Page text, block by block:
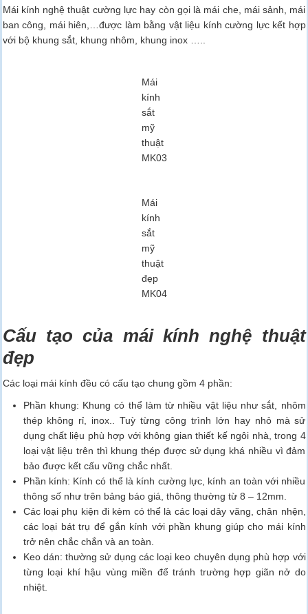
Mái kính nghệ thuật cường lực hay còn gọi là mái che, mái sảnh, mái
ban công, mái hiên,…được làm bằng vật liệu kính cường lực kết hợp
với bộ khung sắt, khung nhôm, khung inox …..
Mái
kính
sắt
mỹ
thuật
MK03
Mái
kính
sắt
mỹ
thuật
đẹp
MK04
Cấu tạo của mái kính nghệ thuật
đẹp
Các loại mái kính đều có cấu tạo chung gồm 4 phần:
Phần khung: Khung có thể làm từ nhiều vật liệu như sắt, nhôm
thép không rỉ, inox.. Tuỳ từng công trình lớn hay nhỏ mà sử
dụng chất liệu phù hợp với không gian thiết kế ngôi nhà, trong 4
loại vật liệu trên thì khung thép được sử dụng khá nhiều vì đảm
bảo được kết cấu vững chắc nhất.
Phần kính: Kính có thể là kính cường lực, kính an toàn với nhiều
thông số như trên bảng báo giá, thông thường từ 8 – 12mm.
Các loại phụ kiện đi kèm có thể là các loại dây văng, chân nhện,
các loại bát trụ để gắn kính với phần khung giúp cho mái kính
trở nên chắc chắn và an toàn.
Keo dán: thường sử dụng các loại keo chuyên dụng phù hợp với
từng loại khí hậu vùng miền để tránh trường hợp giãn nở do
nhiệt.